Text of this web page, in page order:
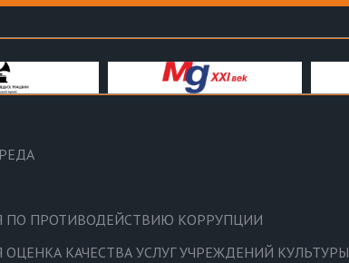
ПО ПРОТИВОДЕЙСТВИЮ КОРРУПЦИИ
ОЦЕНКА КАЧЕСТВА УСЛУГ УЧРЕЖДЕНИЙ КУЛЬТУРЫ